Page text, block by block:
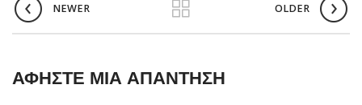
NEWER OLDER
ΑΦΉΣΤΕ ΜΙΑ ΑΠΆΝΤΗΣΗ